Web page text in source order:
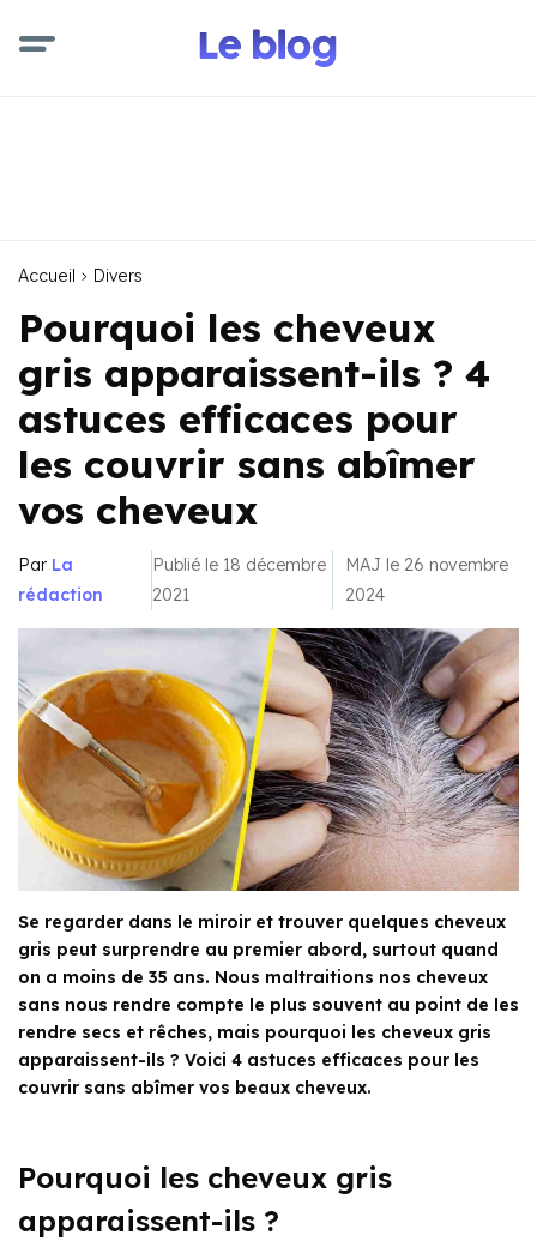
Accueil Divers
Pourquoi les cheveux
gris apparaissent-ils ? 4
astuces efficaces pour
les couvrir sans abîmer
vos cheveux
Par La
rédaction
Publié le 18 décembre
2021
MAJ le 26 novembre
2024
Se regarder dans le miroir et trouver quelques cheveux
gris peut surprendre au premier abord, surtout quand
on a moins de 35 ans. Nous maltraitions nos cheveux
sans nous rendre compte le plus souvent au point de les
rendre secs et rêches, mais pourquoi les cheveux gris
apparaissent-ils ? Voici 4 astuces efficaces pour les
couvrir sans abîmer vos beaux cheveux.
Pourquoi les cheveux gris
apparaissent-ils ?